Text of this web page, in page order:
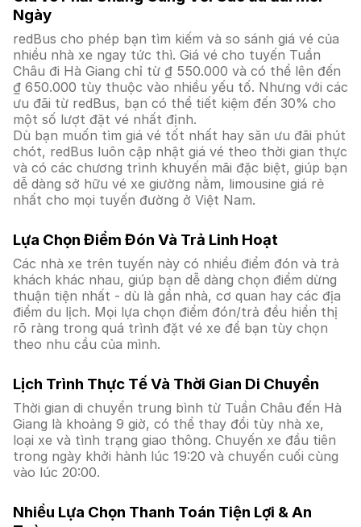
Ngày
redBus cho phép bạn tìm kiếm và so sánh giá vé của
nhiều nhà xe ngay tức thì. Giá vé cho tuyến Tuần
Châu đi Hà Giang chỉ từ ₫ 550.000 và có thể lên đến
₫ 650.000 tùy thuộc vào nhiều yếu tố. Nhưng với các
ưu đãi từ redBus, bạn có thể tiết kiệm đến 30% cho
một số lượt đặt vé nhất định.
Dù bạn muốn tìm giá vé tốt nhất hay săn ưu đãi phút
chót, redBus luôn cập nhật giá vé theo thời gian thực
và có các chương trình khuyến mãi đặc biệt, giúp bạn
dễ dàng sở hữu vé xe giường nằm, limousine giá rẻ
nhất cho mọi tuyến đường ở Việt Nam.
Lựa Chọn Điểm Đón Và Trả Linh Hoạt
Các nhà xe trên tuyến này có nhiều điểm đón và trả
khách khác nhau, giúp bạn dễ dàng chọn điểm dừng
thuận tiện nhất - dù là gần nhà, cơ quan hay các địa
điểm du lịch. Mọi lựa chọn điểm đón/trả đều hiển thị
rõ ràng trong quá trình đặt vé xe để bạn tùy chọn
theo nhu cầu của mình.
Lịch Trình Thực Tế Và Thời Gian Di Chuyển
Thời gian di chuyển trung bình từ Tuần Châu đến Hà
Giang là khoảng 9 giờ, có thể thay đổi tùy nhà xe,
loại xe và tình trạng giao thông. Chuyến xe đầu tiên
trong ngày khởi hành lúc 19:20 và chuyến cuối cùng
vào lúc 20:00.
Nhiều Lựa Chọn Thanh Toán Tiện Lợi & An